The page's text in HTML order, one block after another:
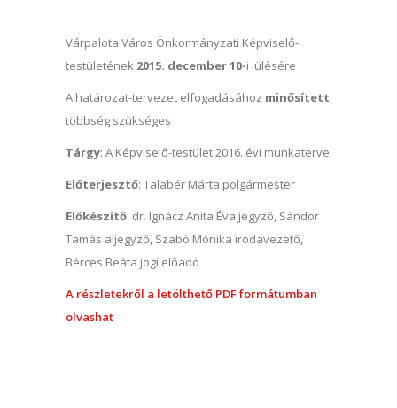
Várpalota Város Önkormányzati Képviselő-
testületének 2015. december 10-i ülésére
A határozat-tervezet elfogadásához minősített
többség szükséges
Tárgy: A Képviselő-testület 2016. évi munkaterve
Előterjesztő: Talabér Márta polgármester
Előkészítő: dr. Ignácz Anita Éva jegyző, Sándor
Tamás aljegyző, Szabó Mónika irodavezető,
Bérces Beáta jogi előadó
A részletekről a letölthető PDF formátumban
olvashat